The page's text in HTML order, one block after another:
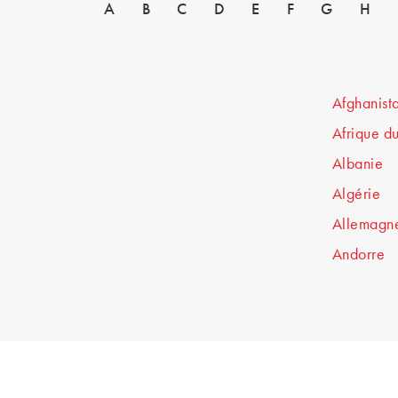
A B C D E F G H
Afrique
Albanie
Algérie
Andorre